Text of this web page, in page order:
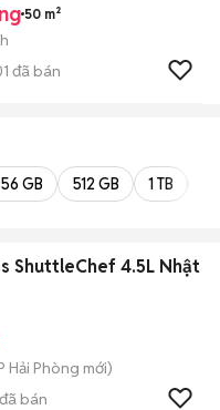
50 m²
đã bán
GB 512 GB 1 TB
ShuttleChef 4.5L Nhật
Hải Phòng mới)
đã bán